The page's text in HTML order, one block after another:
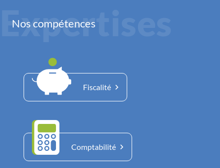
Expertises
Nos compétences
Fiscalité
Comptabilité